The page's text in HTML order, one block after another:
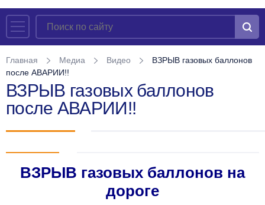
Главная Медиа Видео
ВЗРЫВ газовых баллонов
после АВАРИИ!!
ВЗРЫВ газовых баллонов
после АВАРИИ!!
ВЗРЫВ газовых баллонов на
дороге